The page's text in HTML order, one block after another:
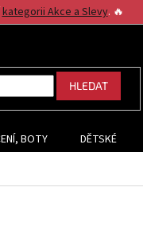
kategorii Akce a Slevy. 🔥
HLEDAT
BOTY DĚTSKÉ